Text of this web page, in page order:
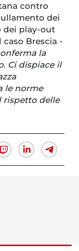
contro
dei
dei play-out
Brescia -
la
Ci dispiace il
le norme
rispetto delle